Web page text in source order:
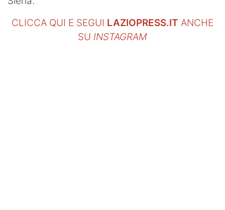
CLICCA QUI E SEGUI LAZIOPRESS.IT ANCHE
SU INSTAGRAM